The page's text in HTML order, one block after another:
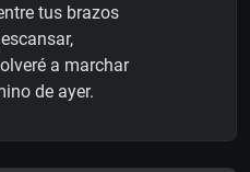
tus brazos
a marchar
de ayer.